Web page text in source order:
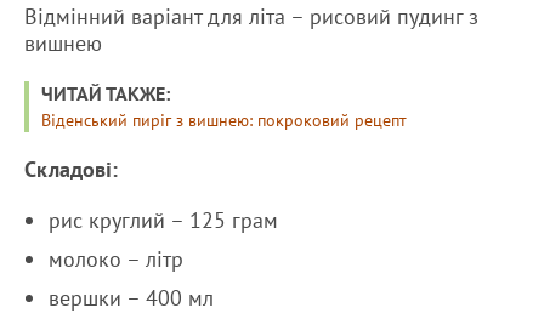
Відмінний варіант для літа – рисовий пудинг з
вишнею
ЧИТАЙ ТАКЖЕ:
Віденський пиріг з вишнею: покроковий рецепт
Складові:
рис круглий – 125 грам
молоко – літр
вершки – 400 мл